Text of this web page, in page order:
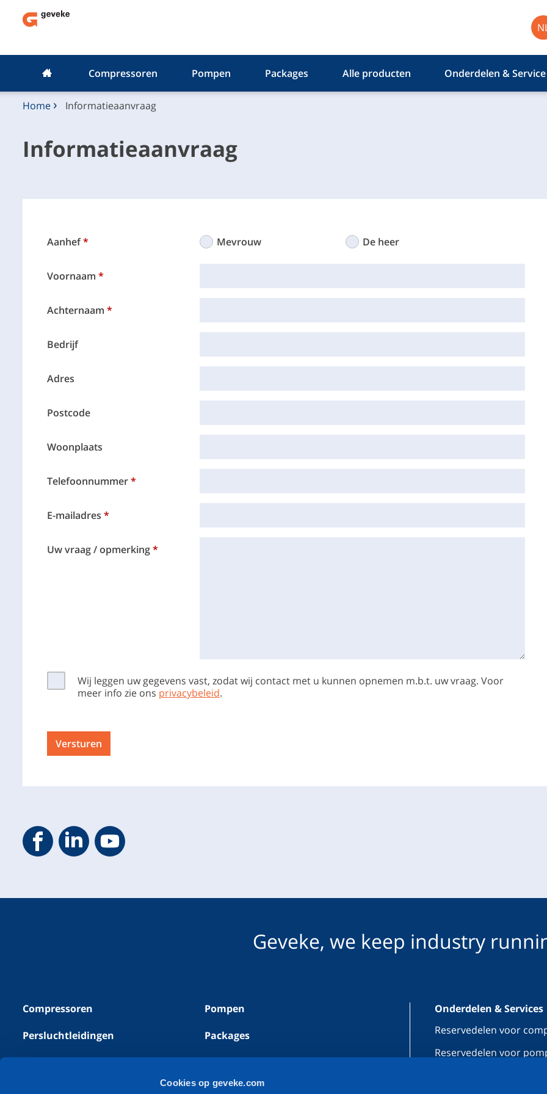
Cookies op geveke.com
Compressoren Pompen Packages Alle producten Onderdelen & Service
Home Informatieaanvraag
Informatieaanvraag
Aanhef Mevrouw De heer
Voornaam
Achternaam
Bedrijf
Adres
Postcode
Woonplaats
Telefoonnummer
E-mailadres
Uw vraag / opmerking
Wij leggen uw gegevens vast, zodat wij contact met u kunnen opnemen m.b.t. uw vraag. Voor
meer info zie ons privacybeleid.
Geveke Facebook
Footer.SocialMedia.Icon.LinkedIn
Geveke YouTube
Geveke, we keep industry
Compressoren
Persluchtleidingen
Stikstofgeneratoren
Pompen
Packages
Alle producten
Onderdelen & Services
Reservedelen voor
Reservedelen voor